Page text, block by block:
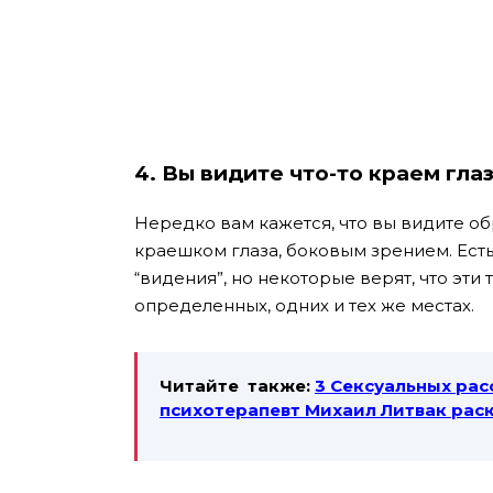
4. Вы видите что-то краем
Нередко вам кажется, что вы видите
краешком глаза, боковым зрением.
“видения”, но некоторые верят, что
определенных, одних и тех же местах.
Читайте также: 3 Сексуальных
психотерапевт Михаил Литвак